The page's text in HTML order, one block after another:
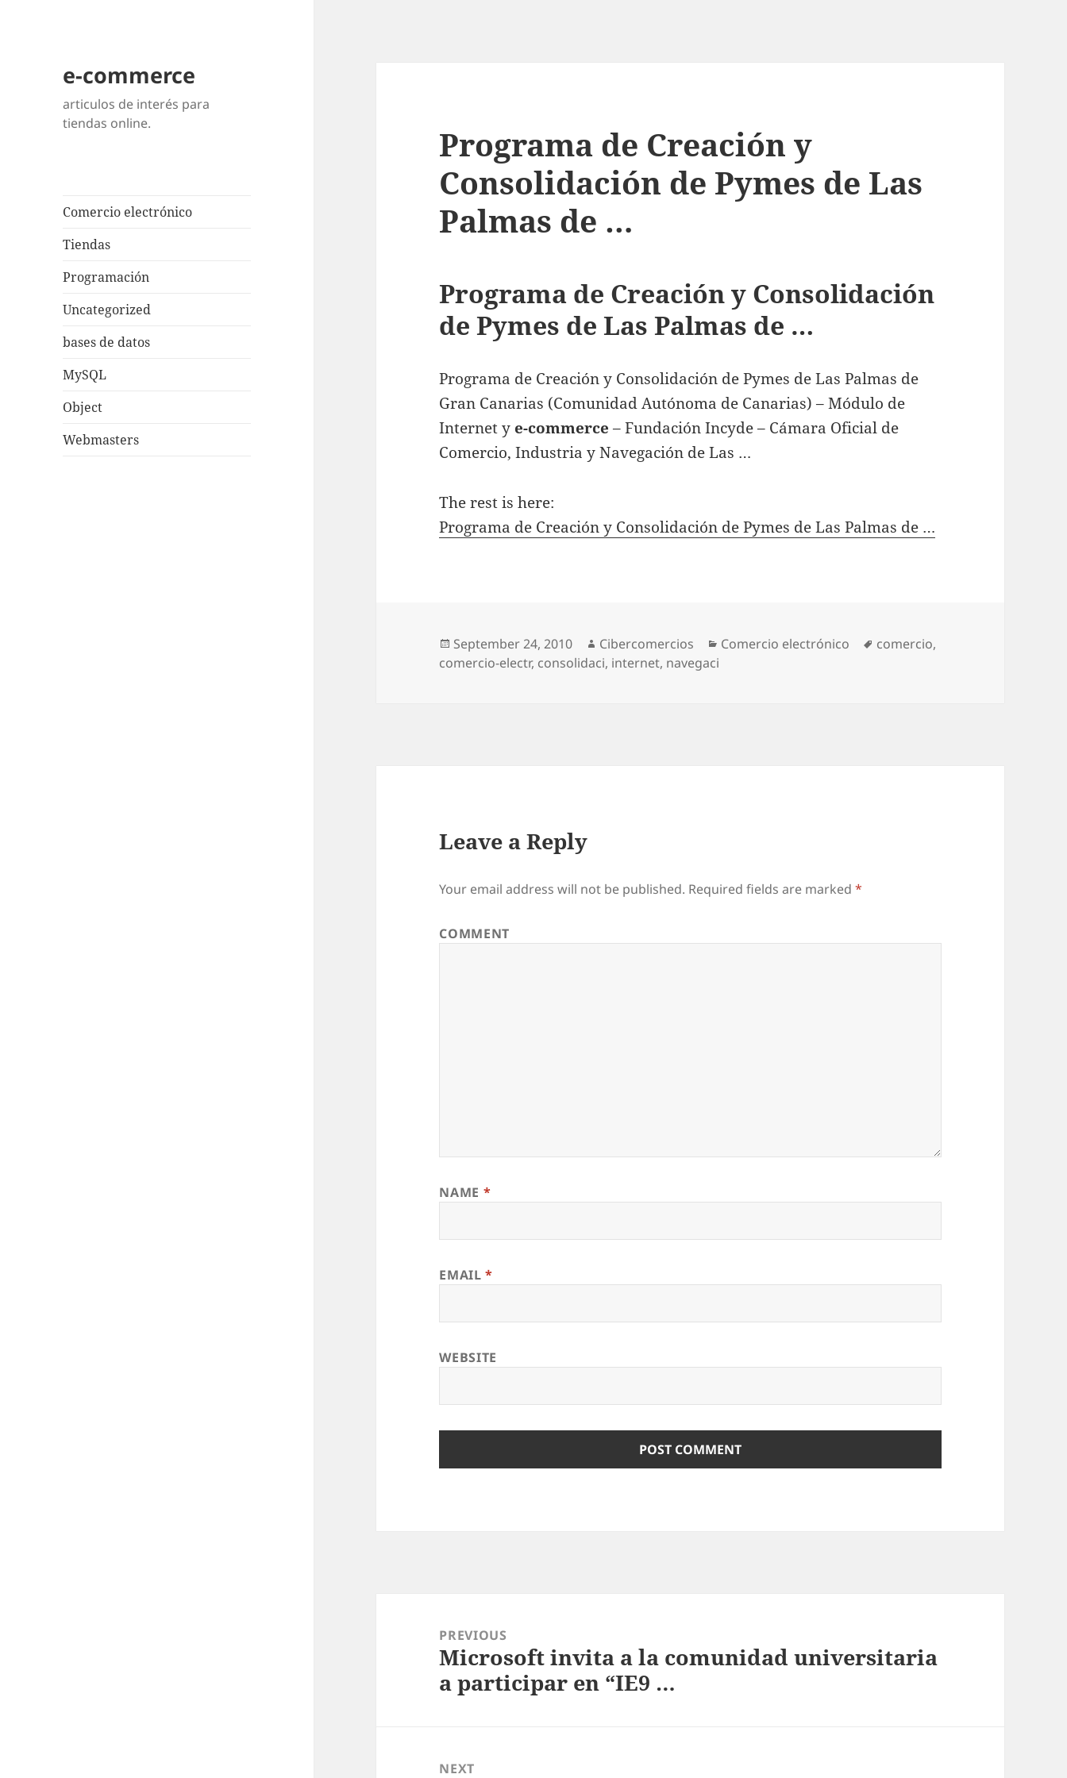
e-commerce
articulos de interés para
tiendas online.
Comercio electrónico
Tiendas
Programación
Uncategorized
bases de datos
MySQL
Object
Webmasters
Programa de Creación y
Consolidación de Pymes de Las
Palmas de …
Programa de Creación y Consolidación
de Pymes de Las Palmas de …
Programa de Creación y Consolidación de Pymes de Las Palmas de
Gran Canarias (Comunidad Autónoma de Canarias) – Módulo de
Internet y e-commerce – Fundación Incyde – Cámara Oficial de
Comercio, Industria y Navegación de Las …
The rest is here:
Programa de Creación y Consolidación de Pymes de Las Palmas de …
Posted
on
September 24, 2010 Author
Cibercomercios Categories
Comercio electrónico Tags
comercio,
comercio-electr, consolidaci, internet, navegaci
Leave a Reply
Your email address will not be published. Required fields are marked*
COMMENT
NAME *
EMAIL*
WEBSITE
navigationPREVIOUS
Previous
post:
Microsoft invita a la comunidad universitaria
a participar en “IE9 …
NEXT